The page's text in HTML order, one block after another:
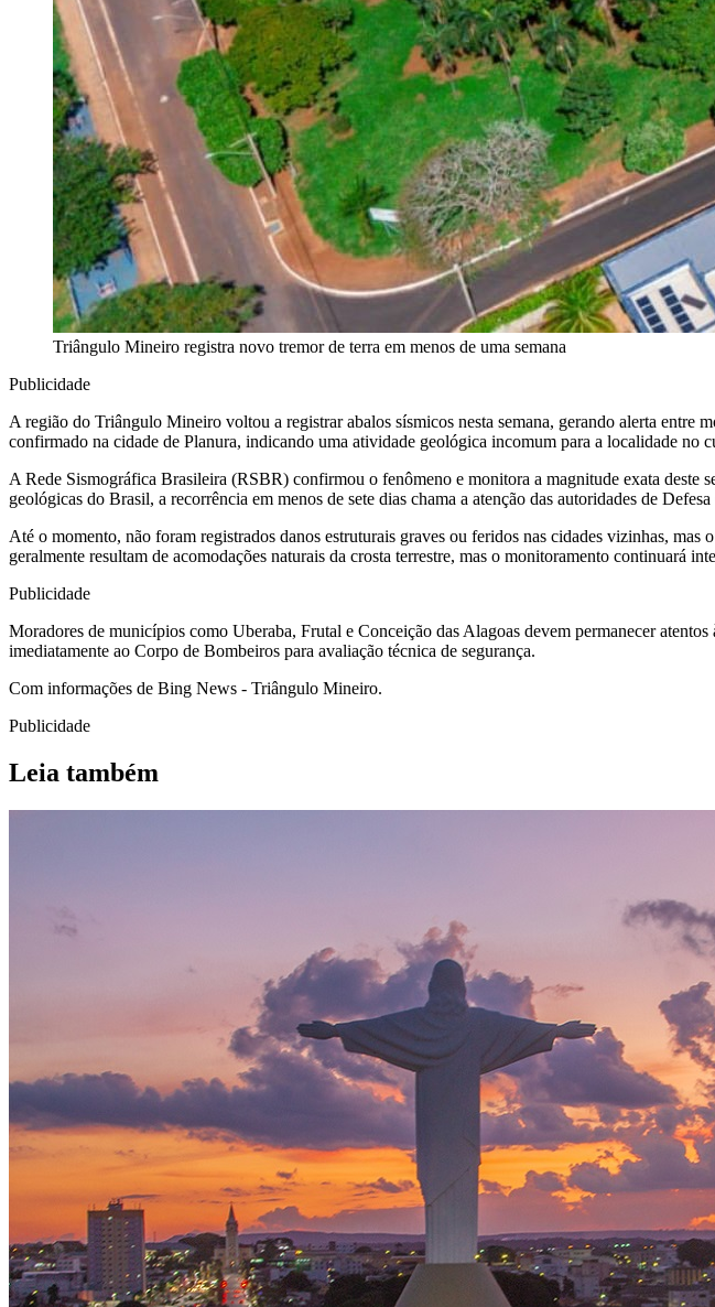
Triângulo Mineiro registra novo tremor de terra em menos de uma semana
Publicidade
A região do Triângulo Mineiro voltou a registrar abalos sísmicos nesta semana, gerando alerta entre
confirmado na cidade de Planura, indicando uma atividade geológica incomum para a localidade no
A Rede Sismográfica Brasileira (RSBR) confirmou o fenômeno e monitora a magnitude exata deste
geológicas do Brasil, a recorrência em menos de sete dias chama a atenção das autoridades de
Até o momento, não foram registrados danos estruturais graves ou feridos nas cidades vizinhas,
geralmente resultam de acomodações naturais da crosta terrestre, mas o monitoramento continuará
Publicidade
Moradores de municípios como Uberaba, Frutal e Conceição das Alagoas devem permanecer
imediatamente ao Corpo de Bombeiros para avaliação técnica de segurança.
Com informações de Bing News - Triângulo Mineiro.
Publicidade
Leia também